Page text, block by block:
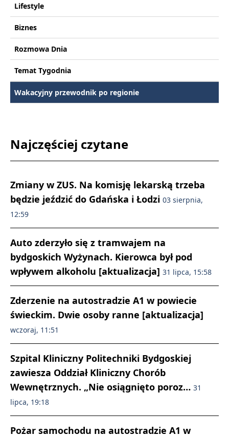
Lifestyle
Biznes
Rozmowa Dnia
Temat Tygodnia
Wakacyjny przewodnik po regionie
Najczęściej czytane
Zmiany w ZUS. Na komisję lekarską trzeba
będzie jeździć do Gdańska i Łodzi 03 sierpnia,
12:59
Auto zderzyło się z tramwajem na
bydgoskich Wyżynach. Kierowca był pod
wpływem alkoholu [aktualizacja] 31 lipca, 15:58
Zderzenie na autostradzie A1 w powiecie
świeckim. Dwie osoby ranne [aktualizacja]
wczoraj, 11:51
Szpital Kliniczny Politechniki Bydgoskiej
zawiesza Oddział Kliniczny Chorób
Wewnętrznych. „Nie osiągnięto poroz… 31
lipca, 19:18
Pożar samochodu na autostradzie A1 w